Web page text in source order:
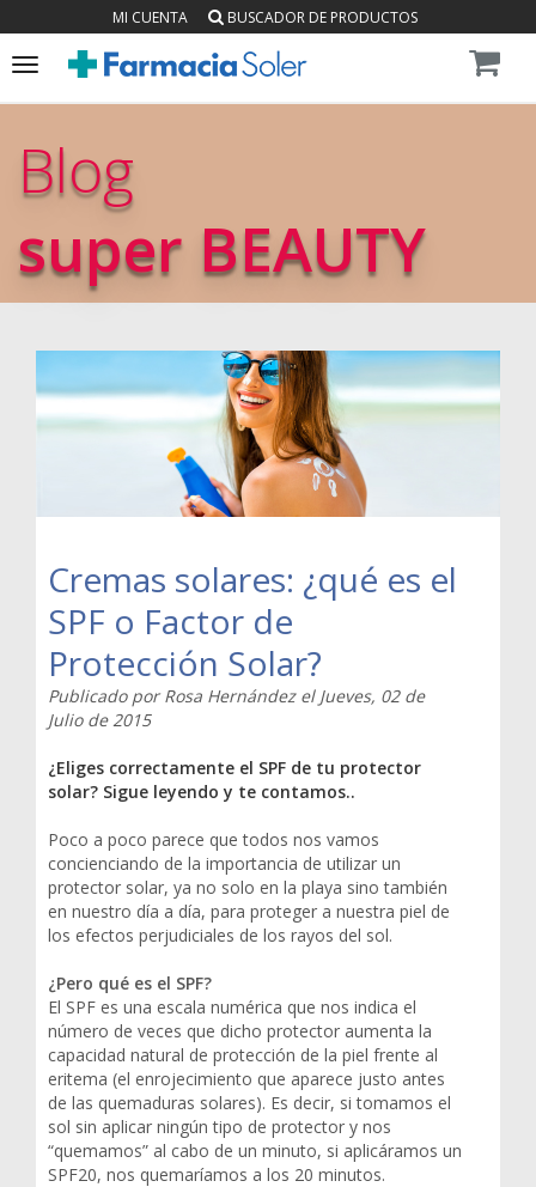
MI CUENTA BUSCADOR DE PRODUCTOS
Toggle
navigation
Blog
super BEAUTY
Cremas solares: ¿qué es el
SPF o Factor de
Protección Solar?
Publicado porRosa Hernándezel Jueves, 02 de
Julio de 2015
¿Eliges correctamente el SPF de tu protector
solar? Sigue leyendo y te contamos..
Poco a poco parece que todos nos vamos
concienciando de la importancia de utilizar un
protector solar, ya no solo en la playa sino también
en nuestro día a día, para proteger a nuestra piel de
los efectos perjudiciales de los rayos del sol.
¿Pero qué es el SPF?
El SPF es una escala numérica que nos indica el
número de veces que dicho protector aumenta la
capacidad natural de protección de la piel frente al
eritema (el enrojecimiento que aparece justo antes
de las quemaduras solares). Es decir, si tomamos el
sol sin aplicar ningún tipo de protector y nos
“quemamos” al cabo de un minuto, si aplicáramos un
SPF20, nos quemaríamos a los 20 minutos.